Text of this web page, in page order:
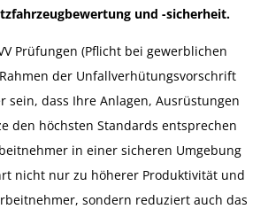
und -sicherheit.
Prüfungen (Pflicht bei gewerblichen
der Unfallverhütungsvorschrift
sein, dass Ihre Anlagen, Ausrüstungen
den höchsten Standards entsprechen
in einer sicheren Umgebung
nicht nur zu höherer Produktivität und
sondern reduziert auch das